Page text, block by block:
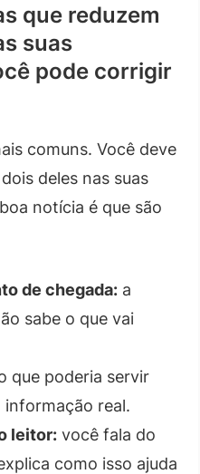
que reduzem
suas
pode corrigir
comuns. Você deve
deles nas suas
notícia é que são
de chegada: a
sabe o que vai
que poderia servir
informação real.
leitor: você fala do
como isso ajuda